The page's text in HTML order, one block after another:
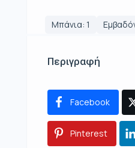
Μπάνια: 1
Περιγραφή
Facebook
Pinterest